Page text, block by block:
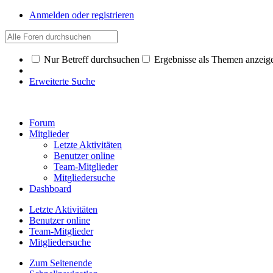
Anmelden oder registrieren
Nur Betreff durchsuchen Ergebnisse als Themen
Erweiterte Suche
Forum
Mitglieder
Letzte Aktivitäten
Benutzer online
Team-Mitglieder
Mitgliedersuche
Dashboard
Letzte Aktivitäten
Benutzer online
Team-Mitglieder
Mitgliedersuche
Zum Seitenende